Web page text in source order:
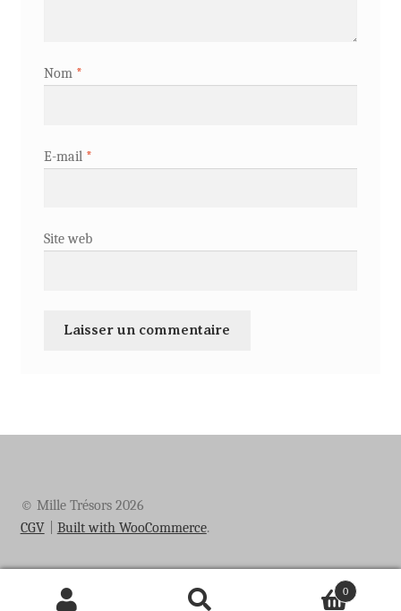
Nom *
E-mail *
Site web
© Mille Trésors 2026
CGV
Built with WooCommerce.
0